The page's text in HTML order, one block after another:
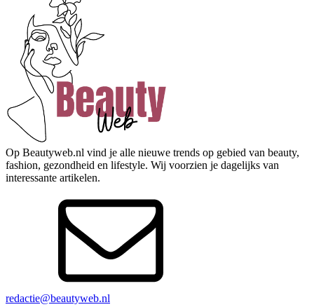
Op Beautyweb.nl vind je alle nieuwe trends op gebied van beauty,
fashion, gezondheid en lifestyle. Wij voorzien je dagelijks van
interessante artikelen.
redactie@beautyweb.nl